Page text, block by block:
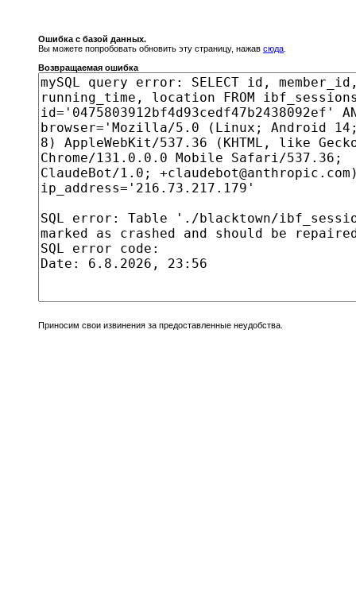
Ошибка с базой данных.
Вы можете попробовать обновить эту страницу, нажав сюда
Возвращаемая ошибка
Приносим свои извинения за предоставленные неудобства.